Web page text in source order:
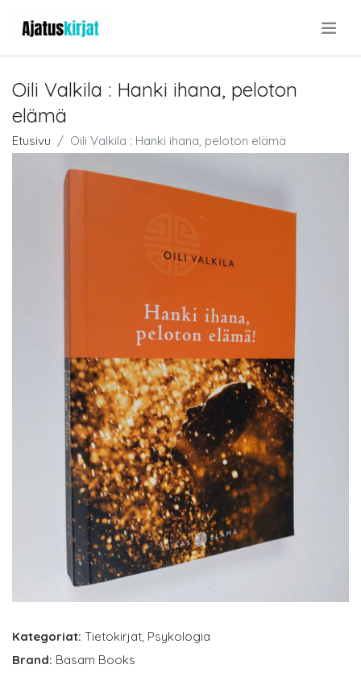
Oili Valkila : Hanki ihana, peloton
elämä
Etusivu Oili Valkila : Hanki ihana, peloton elämä
Kategoriat: Tietokirjat, Psykologia
Brand: Basam Books